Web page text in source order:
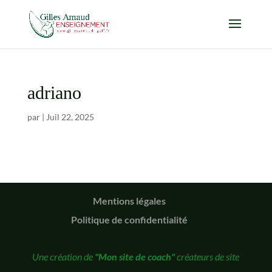
adriano
par | Juil 22, 2025
Mentions légales
Politique de confidentialité
Une création de "Mon site de coach"créateurs de site